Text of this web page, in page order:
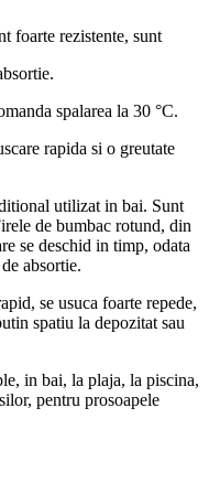
foarte rezistente, sunt
spalarea la 30 °C.
rapida si o greutate
utilizat in bai. Sunt
de bumbac rotund, din
se deschid in timp, odata
absortie.
se usuca foarte repede,
spatiu la depozitat sau
in bai, la plaja, la piscina,
pentru prosoapele